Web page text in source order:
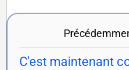
C'est maintenant